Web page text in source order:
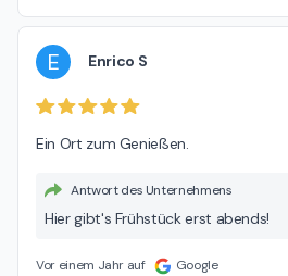
E Enrico S
Ein Ort zum Genießen.
Antwort des Unternehmens
Hier gibt's Frühstück erst abends!
Vor einem Jahr auf Google